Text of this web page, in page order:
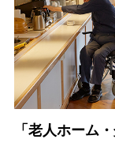
「老人ホーム